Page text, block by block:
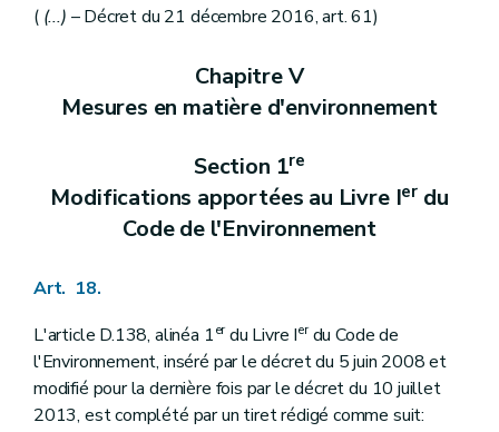
( (...) – Décret du 21 décembre 2016, art. 61)
Chapitre V
Mesures en matière d'environnement
Section 1re
Modifications apportées au Livre Ier du
Code de l'Environnement
Art. 18.
L'article D.138, alinéa 1erdu Livre Ierdu Code de
l'Environnement, inséré par le décret du 5 juin 2008 et
modifié pour la dernière fois par le décret du 10 juillet
2013, est complété par un tiret rédigé comme suit: